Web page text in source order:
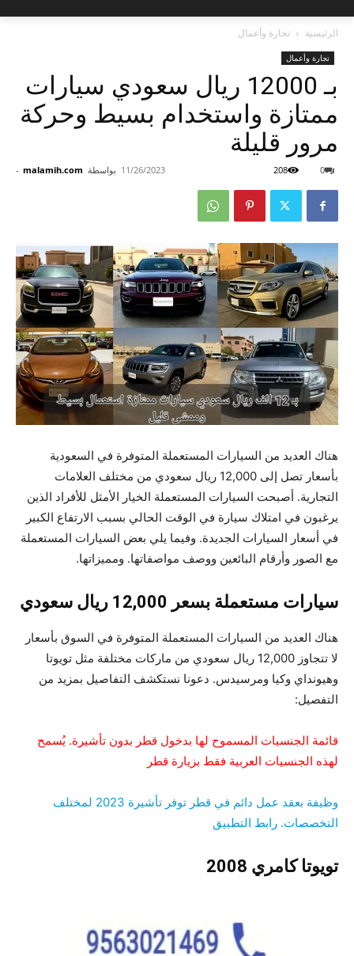
الرئيسية تجارة وأعمال
تجارة وأعمال
بـ 12000 ريال سعودي سيارات
ممتازة واستخدام بسيط وحركة
مرور قليلة
بواسطة malamih.com
- 11/26/2023 0
208
هناك العديد من السيارات المستعملة المتوفرة في السعودية
بأسعار تصل إلى 12,000 ريال سعودي من مختلف العلامات
التجارية. أصبحت السيارات المستعملة الخيار الأمثل للأفراد الذين
يرغبون في امتلاك سيارة في الوقت الحالي بسبب الارتفاع الكبير
في أسعار السيارات الجديدة. وفيما يلي بعض السيارات المستعملة
مع الصور وأرقام البائعين ووصف مواصفاتها. ومميزاتها.
سيارات مستعملة بسعر 12,000 ريال سعودي
هناك العديد من السيارات المستعملة المتوفرة في السوق بأسعار
لا تتجاوز 12,000 ريال سعودي من ماركات مختلفة مثل تويوتا
وهيونداي وكيا ومرسيدس. دعونا نستكشف التفاصيل بمزيد من
التفصيل:
قائمة الجنسيات المسموح لها بدخول قطر بدون تأشيرة. يُسمح
لهذه الجنسيات العربية فقط بزيارة قطر
وظيفة بعقد عمل دائم في قطر توفر تأشيرة 2023 لمختلف
التخصصات. رابط التطبيق
تويوتا كامري 2008